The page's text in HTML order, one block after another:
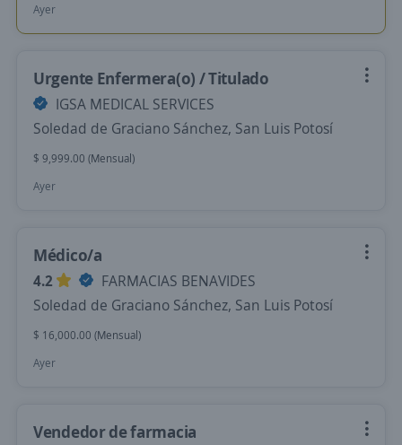
Ayer
Urgente Enfermera(o) / Titulado
IGSA MEDICAL SERVICES
Soledad de Graciano Sánchez, San Luis Potosí
$ 9,999.00 (Mensual)
Ayer
Médico/a
4.2
FARMACIAS BENAVIDES
Soledad de Graciano Sánchez, San Luis Potosí
$ 16,000.00 (Mensual)
Ayer
Vendedor de farmacia